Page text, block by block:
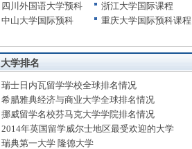
四川外国语大学预科
浙江大学国际课程
中山大学国际预科
重庆大学国际预科课程
大学排名
瑞士日内瓦留学学校全球排名情况
希腊雅典经济与商业大学全球排名情况
挪威留学名校芬马克大学学院排名情况
2014年英国留学威尔士地区最受欢迎的大学
瑞典第一大学 隆德大学